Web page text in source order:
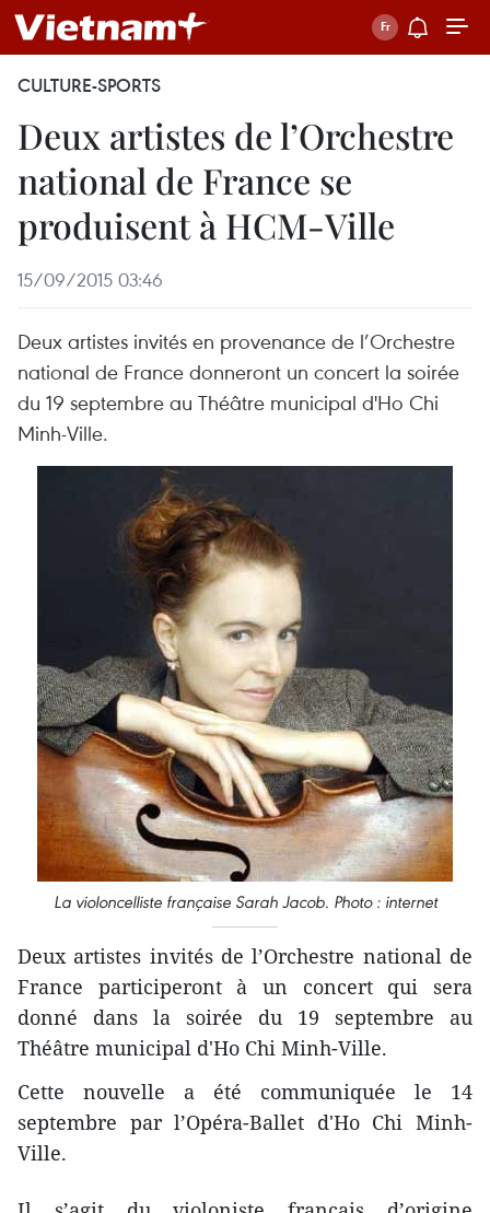
CULTURE-SPORTS
Deux artistes de l’Orchestre
national de France se
produisent à HCM-Ville
15/09/2015 03:46
Deux artistes invités en provenance de l’Orchestre
national de France donneront un concert la soirée
du 19 septembre au Théâtre municipal d'Ho Chi
Minh-Ville.
La violoncelliste française Sarah Jacob. Photo : internet
Deux artistes invités de l’Orchestre national de
France participeront à un concert qui sera
donné dans la soirée du 19 septembre au
Théâtre municipal d'Ho Chi Minh-Ville.
Cette nouvelle a été communiquée le 14
septembre par l’Opéra-Ballet d'Ho Chi Minh-
Ville.